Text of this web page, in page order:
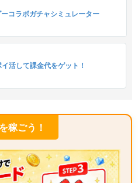
コラボガチャシミュレーター
活して課金代をゲット！
稼ごう！